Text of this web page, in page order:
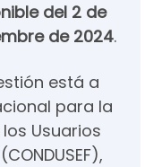
del 2 de
de 2024.
está a
para la
Usuarios